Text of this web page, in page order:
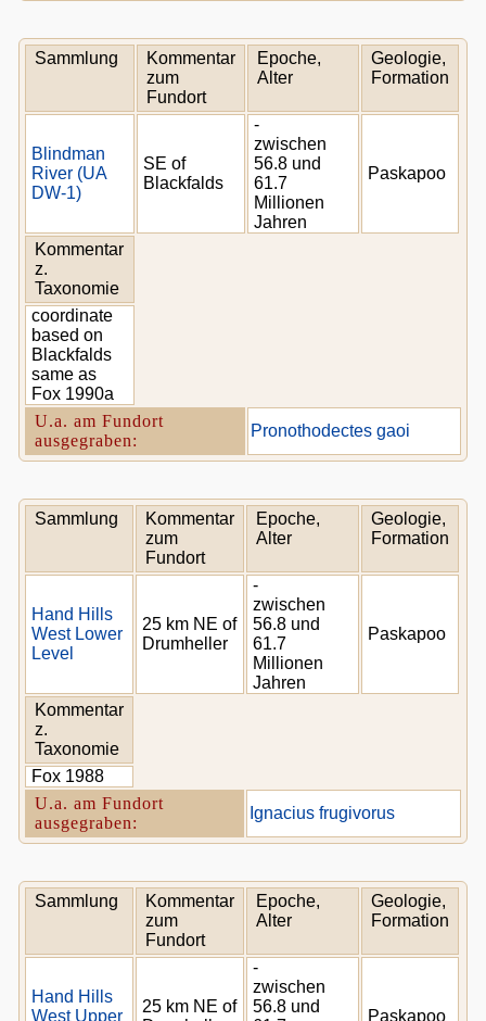
Sammlung
Kommentar
zum
Fundort
Epoche,
Alter
Geologie,
Formation
Blindman
River (UA
DW-1)
SE of
Blackfalds
-
zwischen
56.8 und
61.7
Millionen
Jahren
Paskapoo
Kommentar
z.
Taxonomie
coordinate
based on
Blackfalds
same as
Fox 1990a
U.a. am Fundort
ausgegraben:
Pronothodectes gaoi
Sammlung
Kommentar
zum
Fundort
Epoche,
Alter
Geologie,
Formation
Hand Hills
West Lower
Level
25 km NE of
Drumheller
-
zwischen
56.8 und
61.7
Millionen
Jahren
Paskapoo
Kommentar
z.
Taxonomie
Fox 1988
U.a. am Fundort
ausgegraben:
Ignacius frugivorus
Sammlung
Kommentar
zum
Fundort
Epoche,
Alter
Geologie,
Formation
Hand Hills
West Upper
25 km NE of
-
zwischen
56.8 und
Paskapoo